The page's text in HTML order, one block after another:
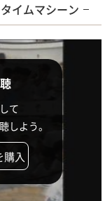
イムマシーン
て
しよう。
購入